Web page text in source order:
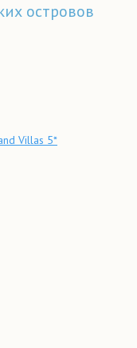
островов
Villas 5*